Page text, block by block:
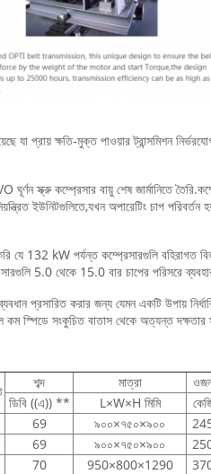
প্রায় ক্ষতি-মুক্ত পাওয়ার ট্রান্সমিশন
স্ক্রু কম্প্রেসার বায়ু শেষ জার্মানিতে
ইউনিটগুলিতে,যখন অপারেটিং চাপ পরিবর্তন
132 kW পর্যন্ত কম্প্রেসারগুলি বহিরাগত
5.0 থেকে 15.0 বার চাপের পরিসরে
প্রসারিত করার জন্য যেমন একটি উপায়
স্পিডে সংকুচিত বাতাস থেকে অত্যন্ত
শব্দ মাত্রা
ডিবি ((এ)) ** L×W×H মিমি
69 ৯০০×৭৫০×৯০০
69 ৯০০×৭৫০×৯০০
70 950×800×1290